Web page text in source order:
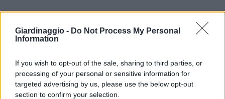
Giardinaggio - Do Not Process My Personal
Information
If you wish to opt-out of the sale, sharing to third parties, or
processing of your personal or sensitive information for
targeted advertising by us, please use the below opt-out
section to confirm your selection.